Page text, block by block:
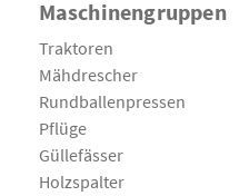
Maschinengruppen
Traktoren
Mähdrescher
Rundballenpressen
Pflüge
Güllefässer
Holzspalter